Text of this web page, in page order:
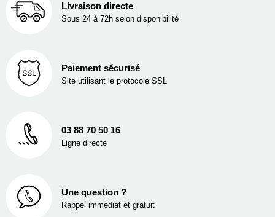
Livraison directe
Sous 24 à 72h selon disponibilité
Paiement sécurisé
Site utilisant le protocole SSL
03 88 70 50 16
Ligne directe
Une question ?
Rappel immédiat et gratuit